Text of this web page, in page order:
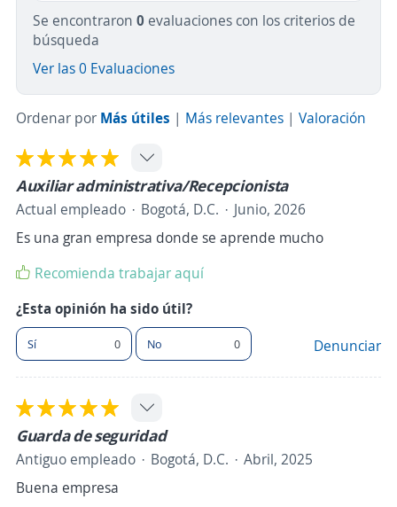
Se encontraron 0 evaluaciones con los criterios de
búsqueda
Ver las 0 Evaluaciones
Ordenar por Más útiles | Más relevantes | Valoración
Auxiliar administrativa/Recepcionista
Actual empleado Bogotá, D.C.
Junio, 2026
Es una gran empresa donde se aprende mucho
Recomienda trabajar aquí
¿Esta opinión ha sido útil?
Sí 0 No 0 Denunciar
Guarda de seguridad
Antiguo empleado Bogotá, D.C.
Abril, 2025
Buena empresa